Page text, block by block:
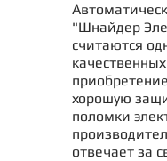
"Шнайдер
считаются
хорошую
поломки
отвечает за